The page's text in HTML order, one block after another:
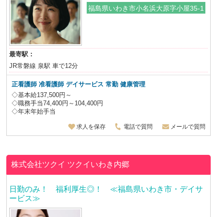
福島県いわき市小名浜大原字小屋35-1
最寄駅：
JR常磐線 泉駅 車で12分
正看護師 准看護師 デイサービス 常勤 健康管理
◇基本給137,500円～
◇職務手当74,400円～104,400円
◇年末年始手当
求人を保存 電話で質問 メールで質問
株式会社ツクイ ツクイいわき内郷
日勤のみ！ 福利厚生◎！ ≪福島県いわき市・デイサ
ービス≫